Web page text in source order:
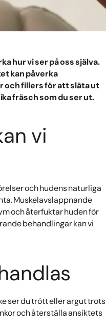
hur vi ser på oss själva.
kan påverka
och fillers för att släta ut
fräsch som du ser ut.
vi
och hudens naturliga
Muskelavslappnande
och återfuktar huden för
behandlingar kan vi
ser du trött eller argut trots
och återställa ansiktets